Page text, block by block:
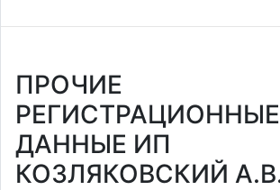
ПРОЧИЕ
РЕГИСТРАЦИОННЫЕ
ДАННЫЕ ИП
КОЗЛЯКОВСКИЙ